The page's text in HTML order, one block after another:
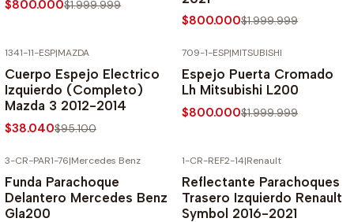
$800.000$1.999.999
$800.000$1.999.999
1341-11-ESP|MAZDA
Cuerpo Espejo Electrico
Izquierdo (Completo)
Mazda 3 2012-2014
$38.040$95.100
709-1-ESP|MITSUBISHI
Espejo Puerta Cromado
Lh Mitsubishi L200
$800.000$1.999.999
3-CR-PAR1-76|Mercedes Benz
Funda Parachoque
Delantero Mercedes Benz
Gla200
1-CR-REF2-14|Renault
Reflectante Parachoques
Trasero Izquierdo Renault
Symbol 2016-2021